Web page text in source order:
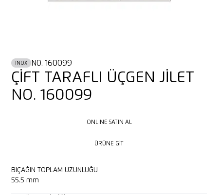
INOX NO. 160099
ÇİFT TARAFLI ÜÇGEN JİLET
NO. 160099
ONLINE SATIN AL
ÜRÜNE GIT
BIÇAĞIN TOPLAM UZUNLUĞU
55.5 mm